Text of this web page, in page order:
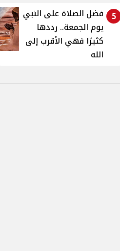
5
فضل الصلاة على النبي
يوم الجمعة.. رددها
كثيرًا فهي الأقرب إلى
الله